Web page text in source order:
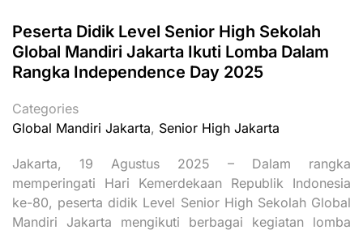
Peserta Didik Level Senior High Sekolah
Global Mandiri Jakarta Ikuti Lomba Dalam
Rangka Independence Day 2025
Categories
Global Mandiri Jakarta, Senior High Jakarta
Jakarta, 19 Agustus 2025 – Dalam rangka
memperingati Hari Kemerdekaan Republik Indonesia
ke-80, peserta didik Level Senior High Sekolah Global
Mandiri Jakarta mengikuti berbagai kegiatan lomba